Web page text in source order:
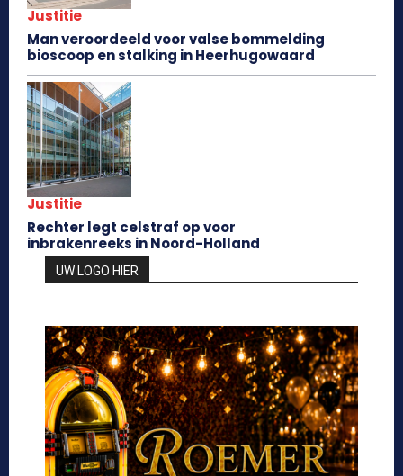
Justitie
Man veroordeeld voor valse bommelding
bioscoop en stalking in Heerhugowaard
Justitie
Rechter legt celstraf op voor
inbrakenreeks in Noord-Holland
UW LOGO HIER